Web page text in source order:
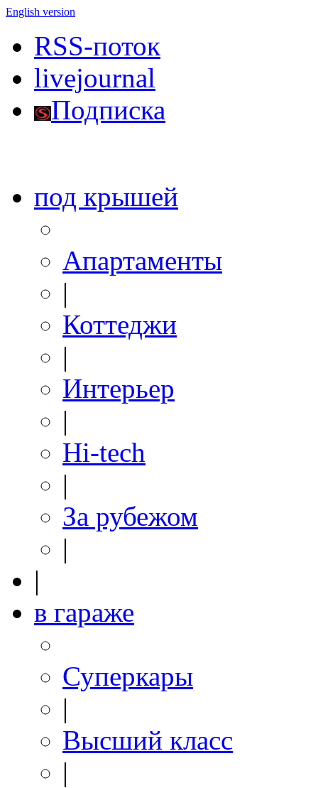
English version
RSS-поток
livejournal
Подписка
под крышей
Апартаменты
|
Коттеджи
|
Интерьер
|
Hi-tech
|
За рубежом
|
|
в гараже
Суперкары
|
Высший класс
|